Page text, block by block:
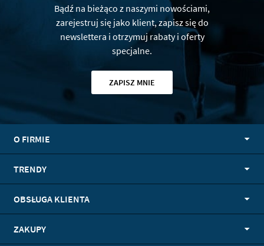
Bądź na bieżąco z naszymi nowościami,
zarejestruj się jako klient, zapisz się do
newslettera i otrzymuj rabaty i oferty
specjalne.
ZAPISZ MNIE
O FIRMIE
TRENDY
OBSŁUGA KLIENTA
ZAKUPY